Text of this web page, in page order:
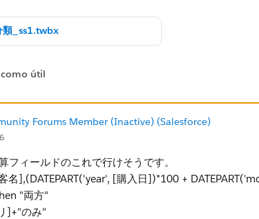
は添付のワークブックで確認してください。
類_ss1.twbx
útil
Forums Member (Inactive) (Salesforce)
フィールドのこれで行けそうです。
名],(DATEPART('year', [購入日])*100 +
"両方"
]+"のみ"